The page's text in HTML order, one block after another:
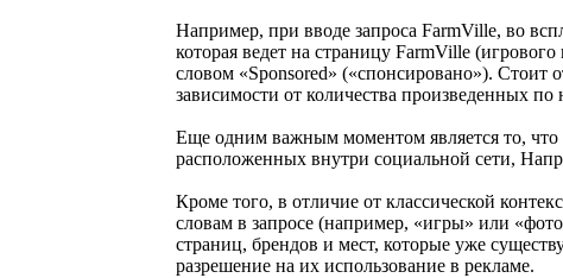
Например, при вводе запроса FarmVille, во
которая ведет на страницу FarmVille
словом «Sponsored» («спонсировано»). Стоит
зависимости от количества произведенных по
Еще одним важным моментом является то, что
расположенных внутри социальной сети,
Кроме того, в отличие от классической
словам в запросе (например, «игры» или
страниц, брендов и мест, которые уже
разрешение на их использование в рекламе.